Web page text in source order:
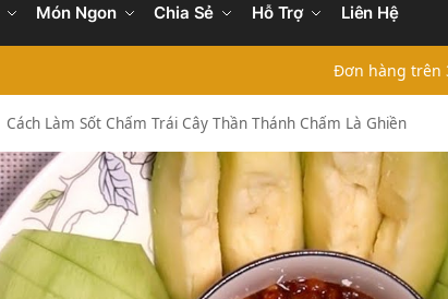
Món Ngon Chia Sẻ Hỗ Trợ Liên Hệ
Đơn hàng trên
Cách Làm Sốt Chấm Trái Cây Thần Thánh Chấm Là Ghiền